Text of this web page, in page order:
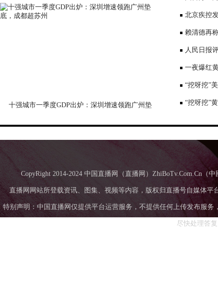
十强城市一季度GDP出炉：深圳增速领跑广州垫
表达深切哀
北京疾控
景要戴口罩
赖清德再
国台办回应
人民日报
一夜爆红
师：或涉嫌
“挖呀挖”
“挖呀挖”
CopyRight 2014-2024 中国直播网（直播网）ZhiBoTv.Com.Cn（
直播网网站所登载资讯、图集、视频等内容，版权归直播号自媒体
特别声明：中国直播网仅提供平台运营服务，不提供任何上传发布服务
尽快处理答